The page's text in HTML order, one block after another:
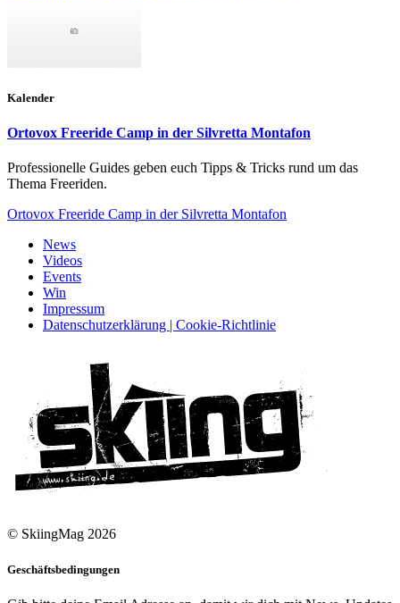
Kalender
Ortovox Freeride Camp in der Silvretta Montafon
Professionelle Guides geben euch Tipps & Tricks rund um das
Thema Freeriden.
Ortovox Freeride Camp in der Silvretta Montafon
News
Videos
Events
Win
Impressum
Datenschutzerklärung | Cookie-Richtlinie
© SkiingMag 2026
Geschäftsbedingungen